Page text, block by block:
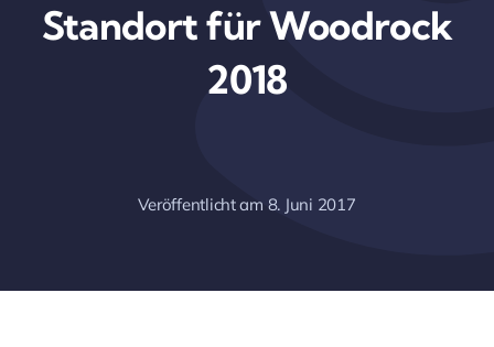
Kontakt
Standort für Woodrock
2018
Veröffentlicht am 8. Juni 2017